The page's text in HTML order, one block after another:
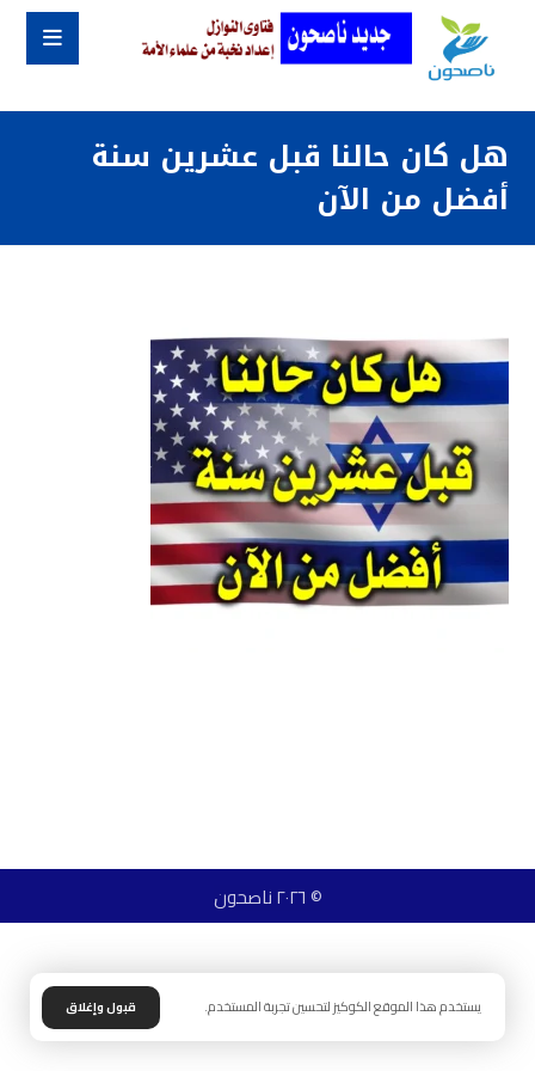
هل كان حالنا قبل عشرين سنة
أفضل من الآن
© ٢٠٢٦ ناصحون
يستخدم هذا الموقع الكوكيز لتحسين تجربة المستخدم. قبول وإغلاق